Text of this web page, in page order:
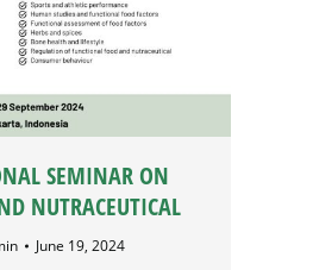
SEMINAR ON
NUTRACEUTICAL
June 19, 2024